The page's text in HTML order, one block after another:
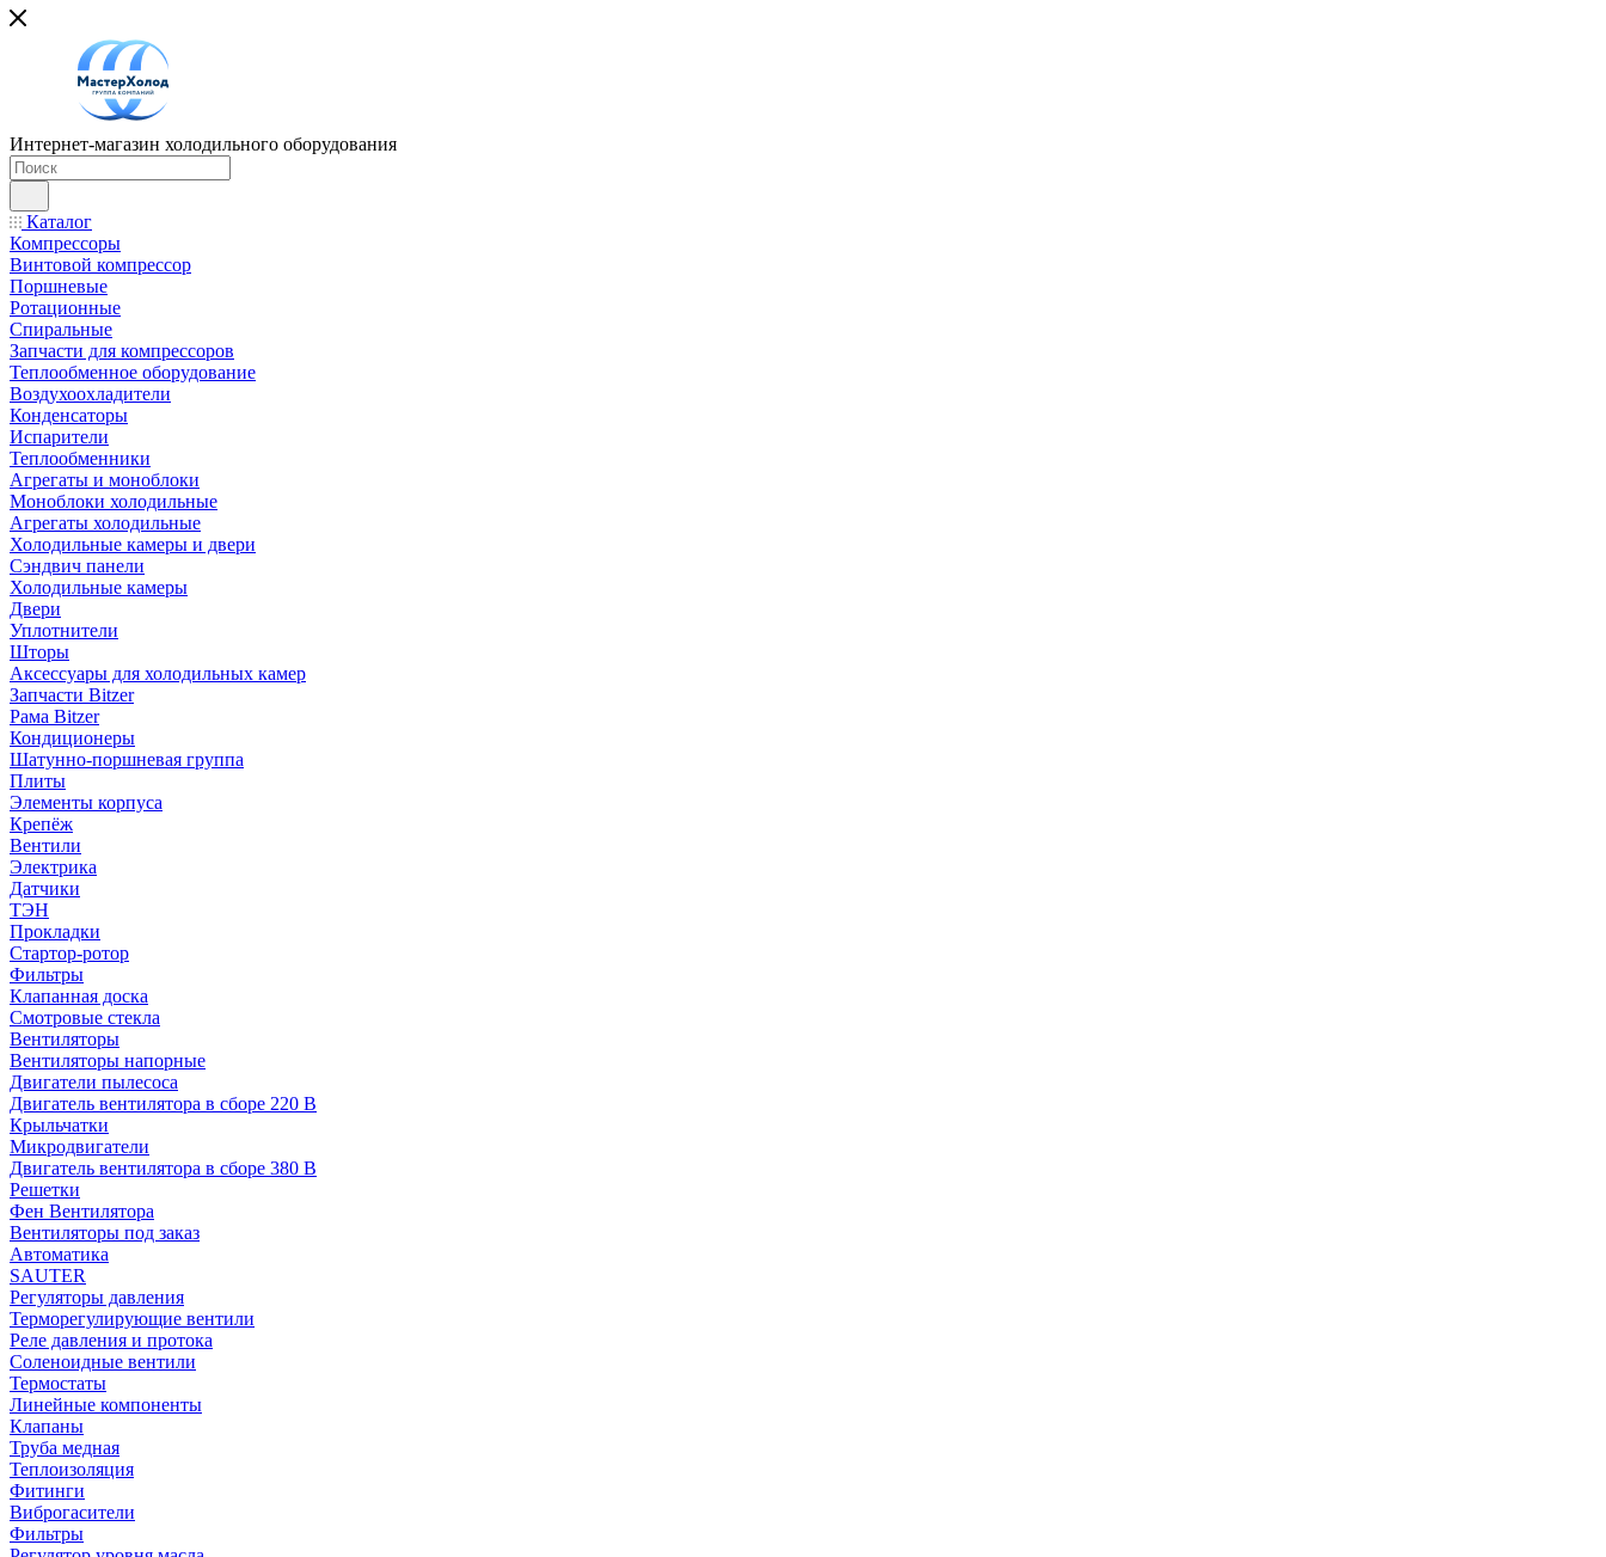
Интернет-магазин холодильного оборудования
Каталог
Компрессоры
Винтовой компрессор
Поршневые
Ротационные
Спиральные
Запчасти для компрессоров
Теплообменное оборудование
Воздухоохладители
Конденсаторы
Испарители
Теплообменники
Агрегаты и моноблоки
Моноблоки холодильные
Агрегаты холодильные
Холодильные камеры и двери
Сэндвич панели
Холодильные камеры
Двери
Уплотнители
Шторы
Аксессуары для холодильных камер
Запчасти Bitzer
Рама Bitzer
Кондиционеры
Шатунно-поршневая группа
Плиты
Элементы корпуса
Крепёж
Вентили
Электрика
Датчики
ТЭН
Прокладки
Стартор-ротор
Фильтры
Клапанная доска
Смотровые стекла
Вентиляторы
Вентиляторы напорные
Двигатели пылесоса
Двигатель вентилятора в сборе 220 В
Крыльчатки
Микродвигатели
Двигатель вентилятора в сборе 380 В
Решетки
Фен Вентилятора
Вентиляторы под заказ
Автоматика
SAUTER
Регуляторы давления
Терморегулирующие вентили
Реле давления и протока
Соленоидные вентили
Термостаты
Линейные компоненты
Клапаны
Труба медная
Теплоизоляция
Фитинги
Виброгасители
Фильтры